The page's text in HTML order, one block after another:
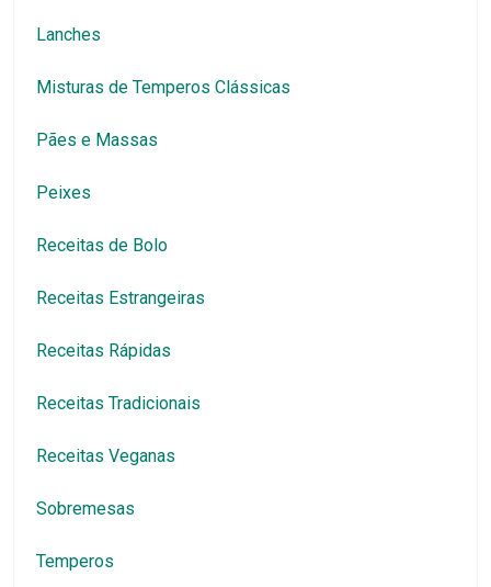
Lanches
Misturas de Temperos Clássicas
Pães e Massas
Peixes
Receitas de Bolo
Receitas Estrangeiras
Receitas Rápidas
Receitas Tradicionais
Receitas Veganas
Sobremesas
Temperos